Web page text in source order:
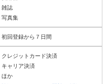
雑誌
写真集
初回登録から７日間
クレジットカード決済
キャリア決済
ほか